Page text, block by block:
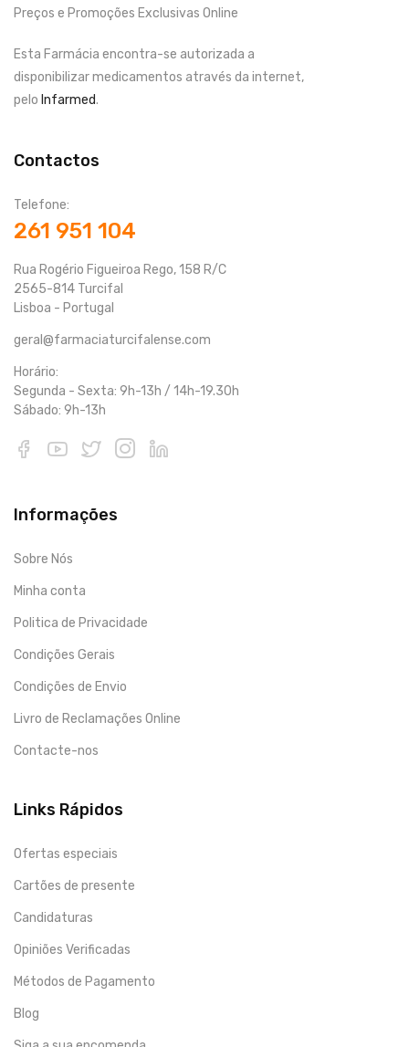
Preços e Promoções Exclusivas Online
Esta Farmácia encontra-se autorizada a
disponibilizar medicamentos através da internet,
pelo Infarmed.
Contactos
Telefone:
261 951 104
Rua Rogério Figueiroa Rego, 158 R/C
2565-814 Turcifal
Lisboa - Portugal
geral@farmaciaturcifalense.com
Horário:
Segunda - Sexta: 9h-13h / 14h-19.30h
Sábado: 9h-13h
Informações
Sobre Nós
Minha conta
Politica de Privacidade
Condições Gerais
Condições de Envio
Livro de Reclamações Online
Contacte-nos
Links Rápidos
Ofertas especiais
Cartões de presente
Candidaturas
Opiniões Verificadas
Métodos de Pagamento
Blog